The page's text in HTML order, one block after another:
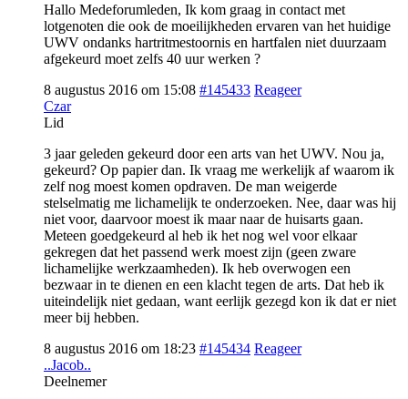
Hallo Medeforumleden, Ik kom graag in contact met
lotgenoten die ook de moeilijkheden ervaren van het huidige
UWV ondanks hartritmestoornis en hartfalen niet duurzaam
afgekeurd moet zelfs 40 uur werken ?
8 augustus 2016 om 15:08 #145433 Reageer
Czar
Lid
3 jaar geleden gekeurd door een arts van het UWV. Nou ja,
gekeurd? Op papier dan. Ik vraag me werkelijk af waarom ik
zelf nog moest komen opdraven. De man weigerde
stelselmatig me lichamelijk te onderzoeken. Nee, daar was hij
niet voor, daarvoor moest ik maar naar de huisarts gaan.
Meteen goedgekeurd al heb ik het nog wel voor elkaar
gekregen dat het passend werk moest zijn (geen zware
lichamelijke werkzaamheden). Ik heb overwogen een
bezwaar in te dienen en een klacht tegen de arts. Dat heb ik
uiteindelijk niet gedaan, want eerlijk gezegd kon ik dat er niet
meer bij hebben.
8 augustus 2016 om 18:23 #145434 Reageer
..Jacob..
Deelnemer